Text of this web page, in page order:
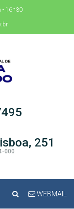
- 16h30
251
000
WEBMAIL